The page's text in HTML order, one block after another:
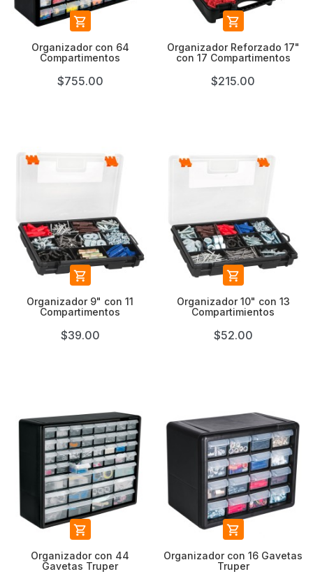

Organizador con 64
Compartimentos
$755.00

Organizador Reforzado 17"
con 17 Compartimentos
$215.00

Organizador 9" con 11
Compartimentos
$39.00

Organizador 10" con 13
Compartimientos
$52.00

Organizador con 44
Gavetas Truper

Organizador con 16 Gavetas
Truper